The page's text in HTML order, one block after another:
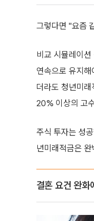
그렇다면 "요즘
비교 시뮬레이
연속으로 유지
더라도 청년미
20% 이상의 고
주식 투자는 성
년미래적금은
결혼 요건 완